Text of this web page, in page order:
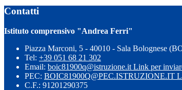
Contatti
Istituto comprensivo "Andrea Ferri"
Piazza Marconi, 5 - 40010 - Sala Bolognese
Tel: +39 051 68 21 302
Email: boic81900q@istruzione.it Link per
PEC: BOIC81900Q@PEC.ISTRUZIONE.IT
C.F.: 91201290375